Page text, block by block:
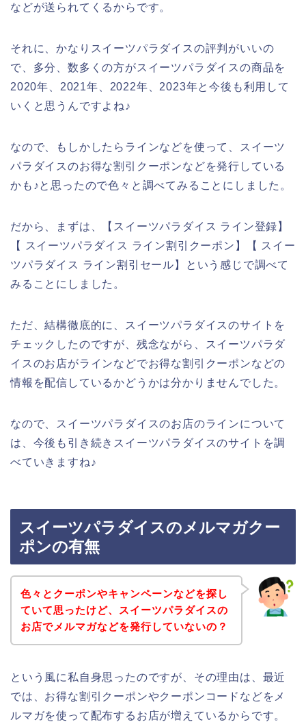
などが送られてくるからです。
それに、かなりスイーツパラダイスの評判がいいの
で、多分、数多くの方がスイーツパラダイスの商品を
2020年、2021年、2022年、2023年と今後も利用して
いくと思うんですよね♪
なので、もしかしたらラインなどを使って、スイーツ
パラダイスのお得な割引クーポンなどを発行している
かも♪と思ったので色々と調べてみることにしました。
だから、まずは、【スイーツパラダイス ライン登録】
【 スイーツパラダイス ライン割引クーポン】【 スイー
ツパラダイス ライン割引セール】という感じで調べて
みることにしました。
ただ、結構徹底的に、スイーツパラダイスのサイトを
チェックしたのですが、残念ながら、スイーツパラダ
イスのお店がラインなどでお得な割引クーポンなどの
情報を配信しているかどうかは分かりませんでした。
なので、スイーツパラダイスのお店のラインについて
は、今後も引き続きスイーツパラダイスのサイトを調
べていきますね♪
スイーツパラダイスのメルマガクー
ポンの有無
色々とクーポンやキャンペーンなどを探し
ていて思ったけど、スイーツパラダイスの
お店でメルマガなどを発行していないの？
という風に私自身思ったのですが、その理由は、最近
では、お得な割引クーポンやクーポンコードなどをメ
ルマガを使って配布するお店が増えているからです。